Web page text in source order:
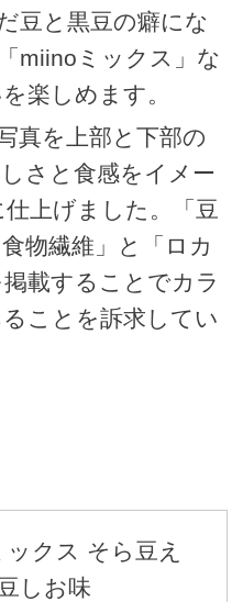
豆と黒豆の癖にな
miinoミックス」な
楽しめます。
真を上部と下部の
さと食感をイメー
上げました。「豆
物繊維」と「ロカ
載することでカラ
ことを訴求してい
クス そら豆え
しお味